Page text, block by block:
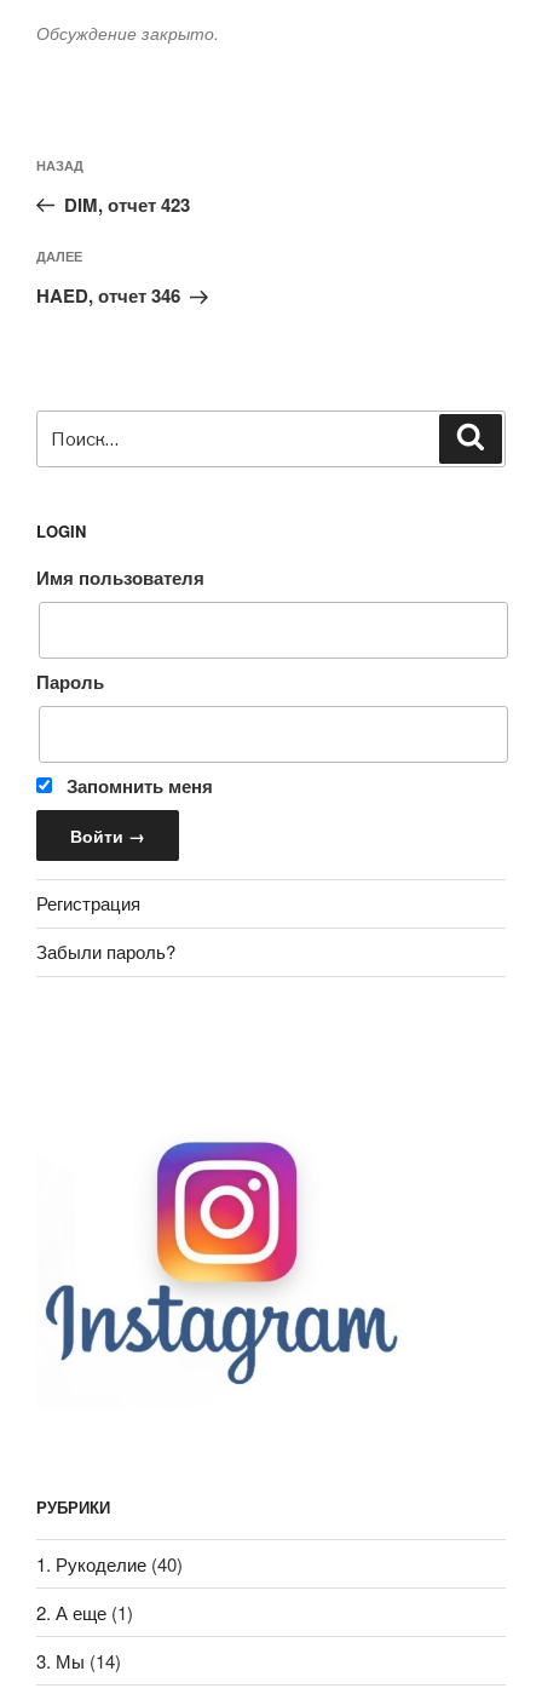
Обсуждение закрыто.
по
записям
Предыдущая
запись:
НАЗАД
DIM, отчет 423
Следующая
запись
ДАЛЕЕ
HAED, отчет 346
LOGIN
Имя пользователя
Пароль
Запомнить меня
Регистрация
Забыли пароль?
РУБРИКИ
1. Рукоделие (40)
2. А еще (1)
3. Мы (14)